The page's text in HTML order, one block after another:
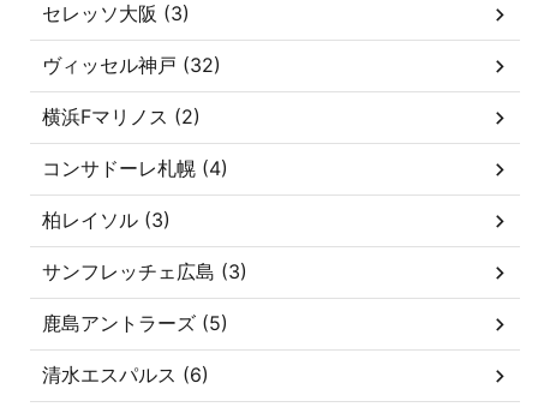
セレッソ大阪 (3)
ヴィッセル神戸 (32)
横浜Fマリノス (2)
コンサドーレ札幌 (4)
柏レイソル (3)
サンフレッチェ広島 (3)
鹿島アントラーズ (5)
清水エスパルス (6)